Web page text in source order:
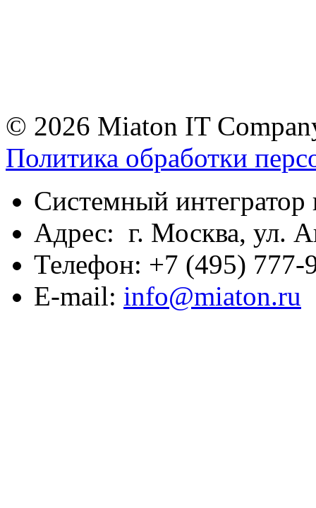
© 2026 Miaton IT
Политика обработки
Системный
Адрес: г. Москва, ул.
Телефон: +7 (495)
E-mail: info@miaton.ru